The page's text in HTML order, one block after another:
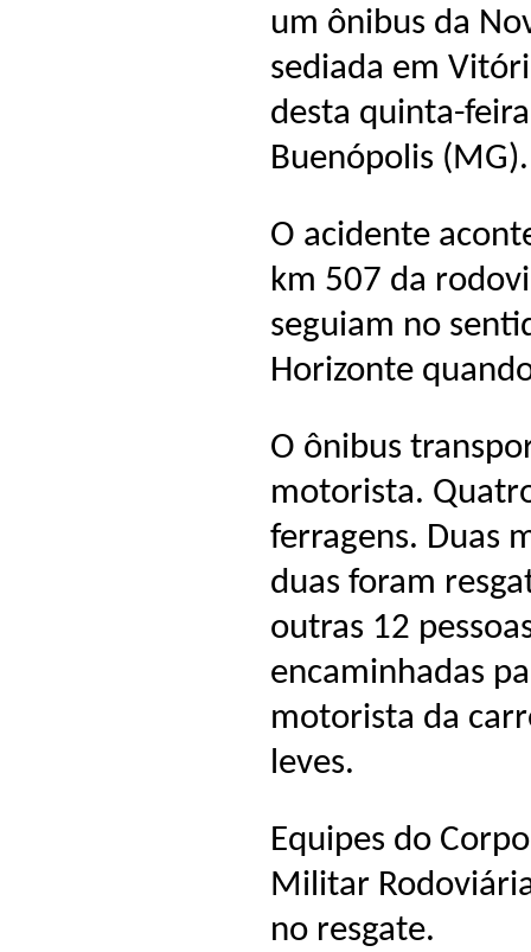
um ônibus da
sediada em
desta quinta-
Buenópolis (MG).
O acidente
km 507 da
seguiam no
Horizonte
O ônibus
motorista.
ferragens. Duas
duas foram
outras 12
encaminhadas
motorista da
leves.
Equipes do
Militar
no resgate.